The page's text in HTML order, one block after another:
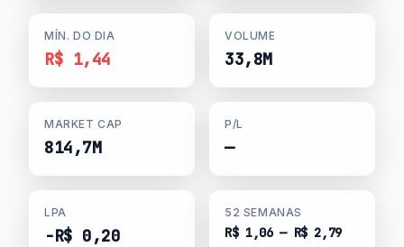
MÍN. DO DIA
R$ 1,44
VOLUME
33,8M
MARKET CAP
814,7M
P/L
—
LPA
-R$ 0,20
52 SEMANAS
R$ 1,06 — R$ 2,79